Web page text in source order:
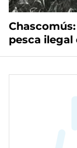
pesca ilegal